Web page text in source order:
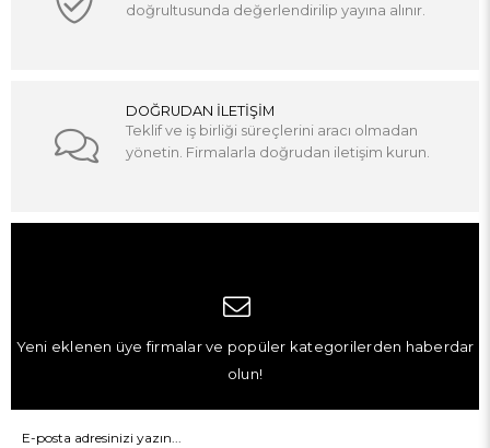
doğrultusunda değerlendirilip yayına alınır.
DOĞRUDAN İLETİŞİM
Teklif ve iş birliği süreçlerini aracı olmadan
yönetin. Firmalarla doğrudan iletişim kurun.
Yeni eklenen üye firmalar ve popüler kategorilerden haberdar
olun!